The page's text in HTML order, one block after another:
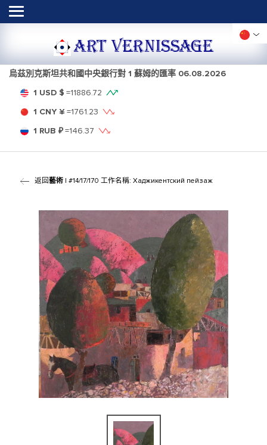
ART VERNISSAGE
烏茲別克斯坦共和國中央銀行對 1 蘇姆的匯率 06.08.2026
1 USD $ =11886.72
1 CNY ¥ =1761.23
1 RUB ₽=146.37
返回藝術| #14/17/170 工作名稱: Хаджикентский пейзаж